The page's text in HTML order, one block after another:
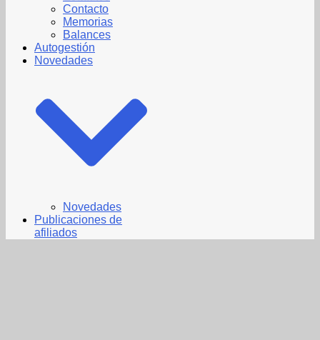
Contacto
Memorias
Balances
Autogestión
Novedades
Novedades
Publicaciones de
afiliados